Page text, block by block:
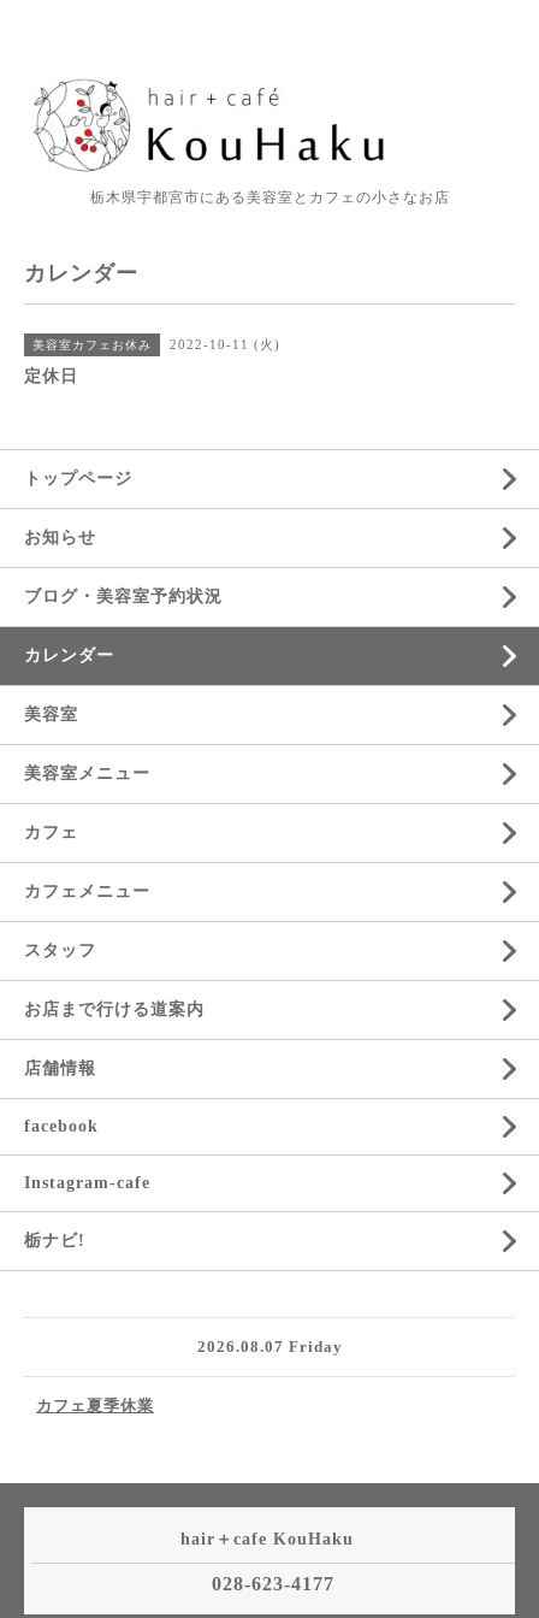
栃木県宇都宮市にある美容室とカフェの小さなお店
カレンダー
美容室カフェお休み 2022-10-11 (火)
定休日
トップページ
お知らせ
ブログ・美容室予約状況
カレンダー
美容室
美容室メニュー
カフェ
カフェメニュー
スタッフ
お店まで行ける道案内
店舗情報
facebook
Instagram-cafe
栃ナビ!
2026.08.07 Friday
カフェ夏季休業
hair＋cafe KouHaku
028-623-4177